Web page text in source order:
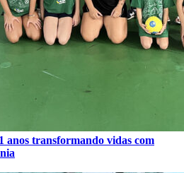
anos transformando vidas com